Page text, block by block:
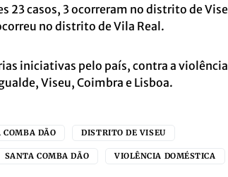
23 casos, 3 ocorreram no distrito de
no distrito de Vila Real.
iniciativas pelo país, contra a violência
Viseu, Coimbra e Lisboa.
DÃO DISTRITO DE VISEU
SANTA COMBA DÃO VIOLÊNCIA DOMÉSTICA